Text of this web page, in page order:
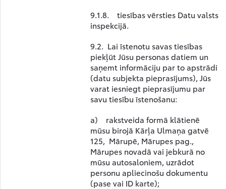
9.1.8. tiesības vērsties Datu valsts
inspekcijā.
9.2. Lai īstenotu savas tiesības
piekļūt Jūsu personas datiem un
saņemt informāciju par to apstrādi
(datu subjekta pieprasījums), Jūs
varat iesniegt pieprasījumu par
savu tiesību īstenošanu:
a) rakstveida formā klātienē
mūsu birojā Kārļa Ulmaņa gatvē
125, Mārupē, Mārupes pag.,
Mārupes novadā vai jebkurā no
mūsu autosaloniem, uzrādot
personu apliecinošu dokumentu
(pase vai ID karte);